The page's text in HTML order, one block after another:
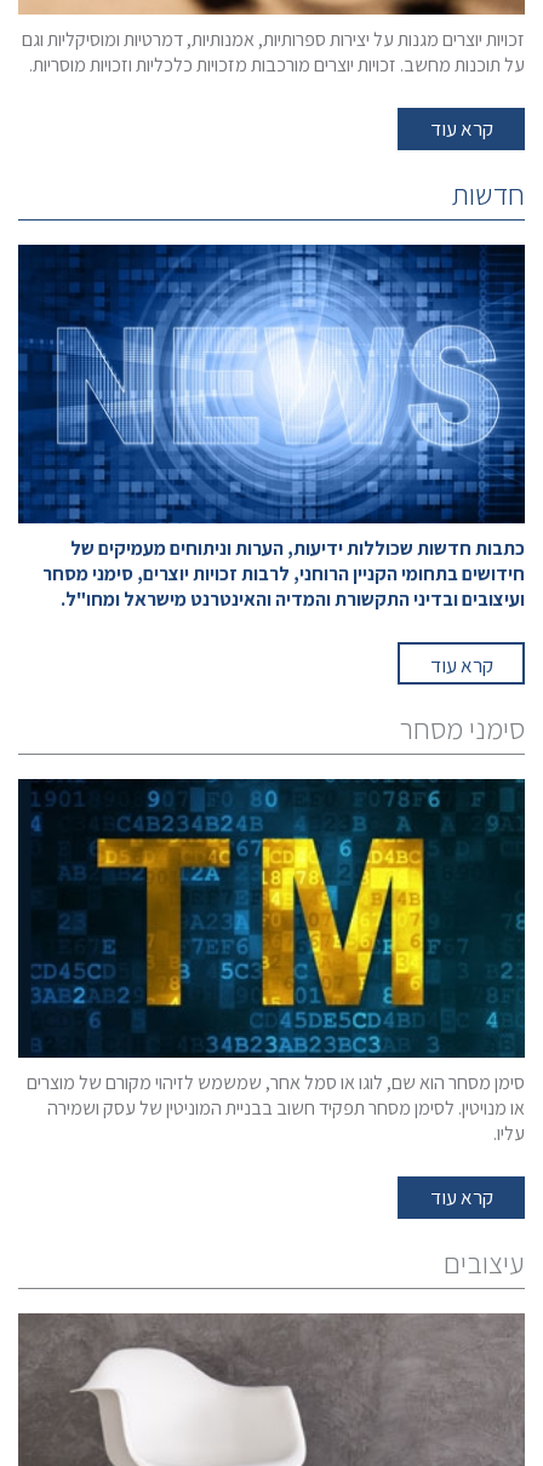
זכויות יוצרים מגנות על יצירות ספרותיות, אמנותיות, דמרטיות ומוסיקליות וגם
על תוכנות מחשב. זכויות יוצרים מורכבות מזכויות כלכליות וזכויות מוסריות.
קרא עוד
חדשות
כתבות חדשות שכוללות ידיעות, הערות וניתוחים מעמיקים של
חידושים בתחומי הקניין הרוחני, לרבות זכויות יוצרים, סימני מסחר
ועיצובים ובדיני התקשורת והמדיה והאינטרנט מישראל ומחו"ל.
קרא עוד
סימני מסחר
סימן מסחר הוא שם, לוגו או סמל אחר, שמשמש לזיהוי מקורם של מוצרים
או מנויטין. לסימן מסחר תפקיד חשוב בבניית המוניטין של עסק ושמירה
עליו.
קרא עוד
עיצובים